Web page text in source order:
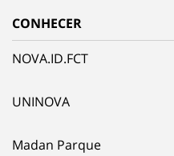
CONHECER
NOVA.ID.FCT
UNINOVA
Madan Parque